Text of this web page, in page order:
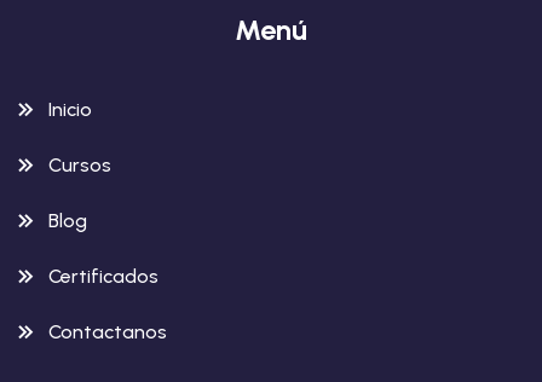
Menú
Inicio
Cursos
Blog
Certificados
Contactanos